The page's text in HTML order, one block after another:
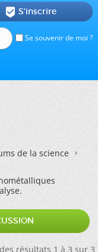
Se souvenir de moi ?
 S'inscrire
de la science
résultats 1 à 3 sur 3